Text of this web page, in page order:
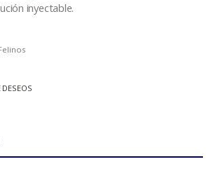
inyectable.